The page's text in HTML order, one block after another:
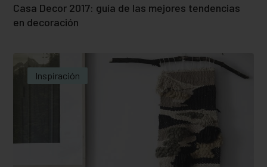
Casa Decor 2017: guía de las mejores tendencias
en decoración
Inspiración